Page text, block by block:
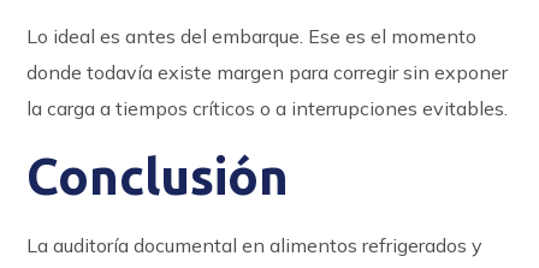
Lo ideal es antes del embarque. Ese es el momento
donde todavía existe margen para corregir sin exponer
la carga a tiempos críticos o a interrupciones evitables.
Conclusión
La auditoría documental en alimentos refrigerados y